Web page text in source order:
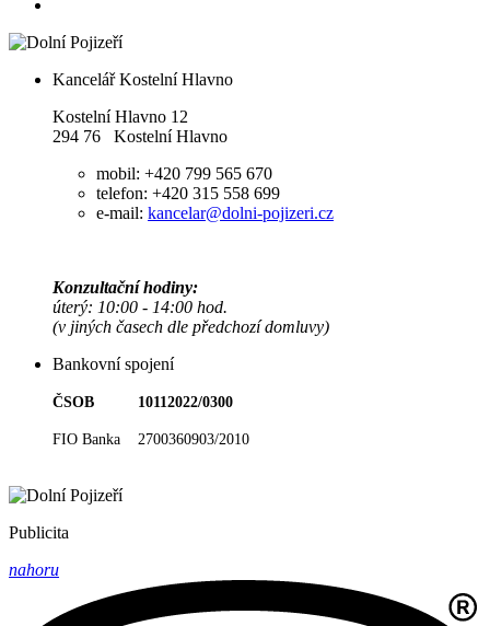
Kancelář Kostelní Hlavno
Kostelní Hlavno 12
294 76 Kostelní Hlavno
mobil: +420 799 565 670
telefon: +420 315 558 699
e-mail: kancelar@dolni-pojizeri.cz
Konzultační hodiny:
úterý: 10:00 - 14:00 hod.
(v jiných časech dle předchozí domluvy)
Bankovní spojení
ČSOB 10112022/0300
FIO Banka 2700360903/2010
Publicita
nahoru